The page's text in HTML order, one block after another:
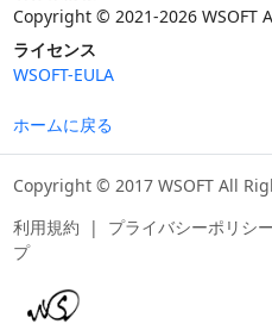
Copyright © 2021-2026 WSOFT
ライセンス
WSOFT-EULA
ホームに戻る
Copyright © 2017 WSOFT All
利用規約 | プライバシーポリシー
プ